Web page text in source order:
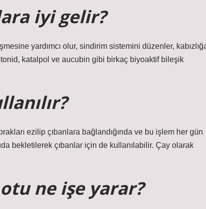
iyi gelir?
yardımcı olur, sindirim sistemini düzenler,
katalpol ve aucubin gibi birkaç biyoaktif bileşik
ezilip çıbanlara bağlandığında ve bu işlem her gün
bekletilerek çıbanlar için de kullanılabilir. Çay olarak
ne işe yarar?